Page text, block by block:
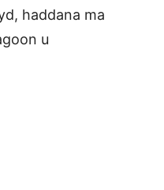
haddana ma
u